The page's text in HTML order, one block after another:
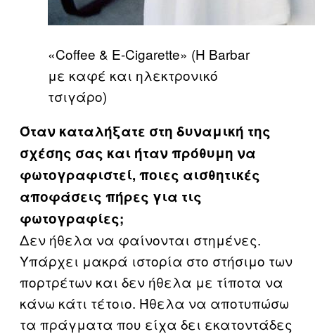
«Coffee & E-Cigarette» (Η Barbar
με καφέ και ηλεκτρονικό
τσιγάρο)
Όταν καταλήξατε στη δυναμική της
σχέσης σας και ήταν πρόθυμη να
φωτογραφιστεί, ποιες αισθητικές
αποφάσεις πήρες για τις
φωτογραφίες;
Δεν ήθελα να φαίνονται στημένες.
Υπάρχει μακρά ιστορία στο στήσιμο των
πορτρέτων και δεν ήθελα με τίποτα να
κάνω κάτι τέτοιο. Ήθελα να αποτυπώσω
τα πράγματα που είχα δει εκατοντάδες